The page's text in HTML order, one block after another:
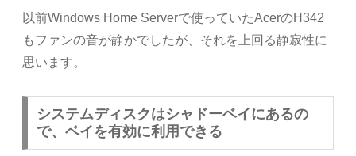
以前Windows Home Serverで使っていたAcerのH342
もファンの音が静かでしたが、それを上回る静寂性に
思います。
システムディスクはシャドーベイにあるの
で、ベイを有効に利用できる